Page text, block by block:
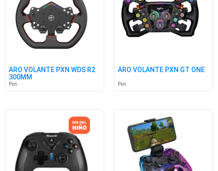
ARO VOLANTE PXN WDS R2
300MM
Pxn
ARO VOLANTE PXN GT ONE
Pxn